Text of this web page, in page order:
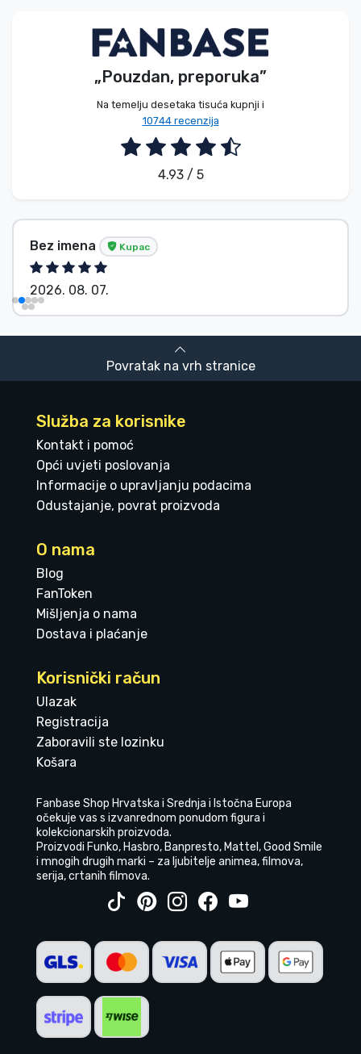
„Pouzdan, preporuka”
Na temelju desetaka tisuća kupnji i
10744 recenzija
4.93 / 5
Bez imena Kupac
2026. 08. 07.
Povratak na vrh stranice
Služba za korisnike
Kontakt i pomoć
Opći uvjeti poslovanja
Informacije o upravljanju podacima
Odustajanje, povrat proizvoda
O nama
Blog
FanToken
Mišljenja o nama
Dostava i plaćanje
Korisnički račun
Ulazak
Registracija
Zaboravili ste lozinku
Košara
Fanbase Shop Hrvatska i Srednja i Istočna Europa
očekuje vas s izvanrednom ponudom figura i
kolekcionarskih proizvoda.
Proizvodi Funko, Hasbro, Banpresto, Mattel, Good Smile
i mnogih drugih marki – za ljubitelje animea, filmova,
serija, crtanih filmova.